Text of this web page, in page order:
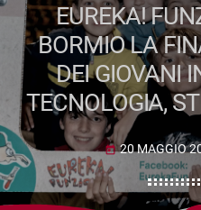
EUREKA!
BORMIO LA
DEI GIOVANI
TECNOLOGIA,
today 20 MAGGIO